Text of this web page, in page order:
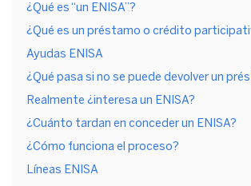
¿Qué es “un ENISA”?
¿Qué es un préstamo o crédito
Ayudas ENISA
¿Qué pasa si no se puede devolver un
Realmente ¿interesa un ENISA?
¿Cuánto tardan en conceder un ENISA?
¿Cómo funciona el proceso?
Líneas ENISA